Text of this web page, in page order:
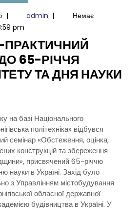
17
Травня,
2025
| admin admin
|
Немає
pm
65-РІЧЧЯ
ТА ДНЯ НАУКИ
політехніка» відбувся
семінар «Обстеження, оцінка,
конструкцій та збереження
присвячений 65-річчю
науки в Україні. Захід було
з Управлінням містобудування
обласної державної
будівництва в Україні. У